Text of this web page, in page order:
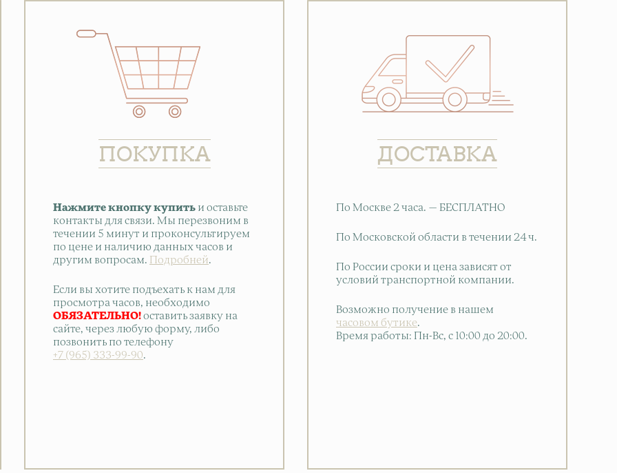
ПОКУПКА
Нажмите кнопку купить и оставьте
контакты для связи. Мы перезвоним в
течении 5 минут и проконсультируем
по цене и наличию данных часов и
другим вопросам. Подробней.
Если вы хотите подъехать к нам для
просмотра часов, необходимо
ОБЯЗАТЕЛЬНО! оставить заявку на
сайте, через любую форму, либо
позвонить по телефону
+7 (965) 333-99-90.
ДОСТАВКА
По Москве 2 часа. — БЕСПЛАТНО
По Московской области в течении 24 ч.
По России сроки и цена зависят от
условий транспортной компании.
Возможно получение в нашем
часовом бутике.
Время работы: Пн-Вс, с 10:00 до 20:00.